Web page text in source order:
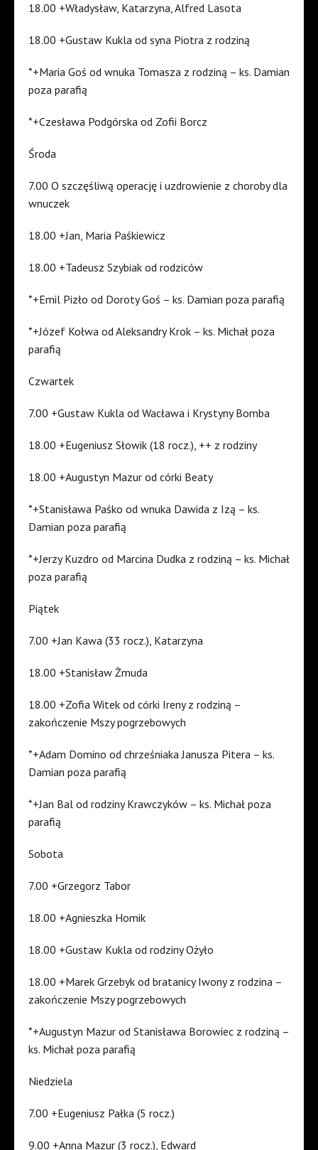
18.00 +Władysław, Katarzyna, Alfred Lasota
18.00 +Gustaw Kukla od syna Piotra z rodziną
*+Maria Goś od wnuka Tomasza z rodziną – ks. Damian
poza parafią
*+Czesława Podgórska od Zofii Borcz
Środa
7.00 O szczęśliwą operację i uzdrowienie z choroby dla
wnuczek
18.00 +Jan, Maria Paśkiewicz
18.00 +Tadeusz Szybiak od rodziców
*+Emil Pizło od Doroty Goś – ks. Damian poza parafią
*+Józef Kołwa od Aleksandry Krok – ks. Michał poza
parafią
Czwartek
7.00 +Gustaw Kukla od Wacława i Krystyny Bomba
18.00 +Eugeniusz Słowik (18 rocz.), ++ z rodziny
18.00 +Augustyn Mazur od córki Beaty
*+Stanisława Paśko od wnuka Dawida z Izą – ks.
Damian poza parafią
*+Jerzy Kuzdro od Marcina Dudka z rodziną – ks. Michał
poza parafią
Piątek
7.00 +Jan Kawa (33 rocz.), Katarzyna
18.00 +Stanisław Żmuda
18.00 +Zofia Witek od córki Ireny z rodziną –
zakończenie Mszy pogrzebowych
*+Adam Domino od chrześniaka Janusza Pitera – ks.
Damian poza parafią
*+Jan Bal od rodziny Krawczyków – ks. Michał poza
parafią
Sobota
7.00 +Grzegorz Tabor
18.00 +Agnieszka Homik
18.00 +Gustaw Kukla od rodziny Ożyło
18.00 +Marek Grzebyk od bratanicy Iwony z rodzina –
zakończenie Mszy pogrzebowych
*+Augustyn Mazur od Stanisława Borowiec z rodziną –
ks. Michał poza parafią
Niedziela
7.00 +Eugeniusz Pałka (5 rocz.)
9.00 +Anna Mazur (3 rocz.), Edward